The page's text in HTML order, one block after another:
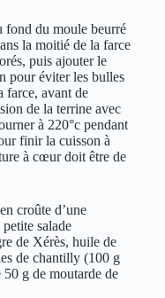
fond du moule beurré
la moitié de la farce
puis ajouter le
pour éviter les bulles
farce, avant de
de la terrine avec
à 220°c pendant
finir la cuisson à
à cœur doit être de
croûte d’une
salade
de Xérès, huile de
de chantilly (100 g
g de moutarde de